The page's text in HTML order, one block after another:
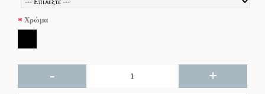
Χρώμα
- +